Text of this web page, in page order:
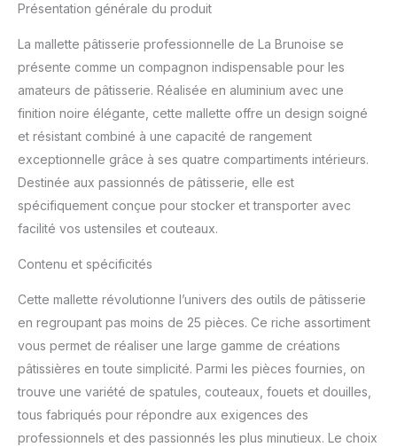
ustensiles et couteaux.
couvercle avec de
nombreux rangements
pour les petits outils.
Dimensions extérieures :
460 x 325 x 150 mm.
Dimensions intérieures :
440 x 305 x 132 mm.
Présentation générale du produit
La mallette pâtisserie professionnelle de La Brunoise se
présente comme un compagnon indispensable pour les
amateurs de pâtisserie. Réalisée en aluminium avec une
finition noire élégante, cette mallette offre un design soigné
et résistant combiné à une capacité de rangement
exceptionnelle grâce à ses quatre compartiments intérieurs.
Destinée aux passionnés de pâtisserie, elle est
spécifiquement conçue pour stocker et transporter avec
facilité vos ustensiles et couteaux.
Contenu et spécificités
Cette mallette révolutionne l’univers des outils de pâtisserie
en regroupant pas moins de 25 pièces. Ce riche assortiment
vous permet de réaliser une large gamme de créations
pâtissières en toute simplicité. Parmi les pièces fournies, on
trouve une variété de spatules, couteaux, fouets et douilles,
tous fabriqués pour répondre aux exigences des
professionnels et des passionnés les plus minutieux. Le choix